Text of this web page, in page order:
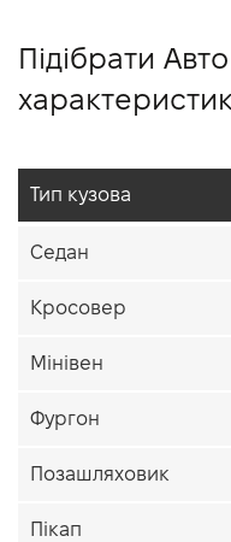
Підібрати
Тип кузова
Седан
Кросовер
Мінівен
Фургон
Позашляховик
Пікап